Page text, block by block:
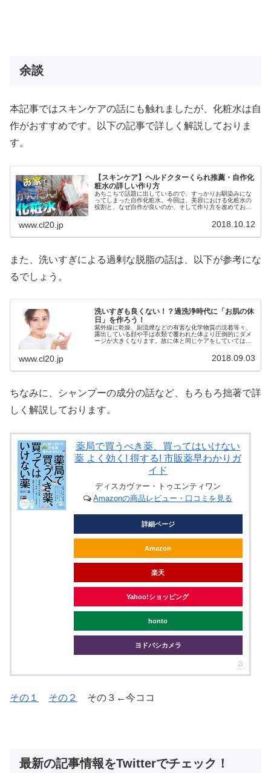
余談
本記事ではスキンケアの話にも触れましたが、化粧水は自
作がおすすめです。以下の記事で詳しく解説しておりま
す。
【スキンケア】ヘルドクターくられ推薦・自作化
粧水の詳しい作り方
あちこちで話題に出しているので、すっかりお馴染みにな
ってしまった自作化粧水。今回は、美容における化粧水の
役割と、なぜ自作が良いのか、そして作り方を改めておさ
www.cl20.jp 2018.10.12
また、洗いすぎによる過剰な脱脂の話は、以下が参考にな
るでしょう。
洗いすぎも良くない！？過洗浄時代に「お肌の休
日」を作ろう！
紫外線に乾燥、副流煙などの有害な化学物質の沈着等々、
露出している顔や手は衣類で覆われた体より圧倒的にダメ
ージが大きくなります。故に体と同じケアをしていては、
www.cl20.jp 2018.09.03
ちなみに、シャンプーの成分の話など、もろもろ拙著で詳
しく解説しております。
薬局で買うべき薬、買ってはいけない
薬 よく効く! 得する! 市販薬早わかりガ
イド
ディスカヴァー・トゥエンティワン
Amazonの商品レビュー・口コミを見る
詳細ページ
Amazon
楽天
Yahoo!ショッピング
honto
ヨドバシカメラ
その１ その２ その３←今ココ
最新の記事情報をTwitterでチェック！